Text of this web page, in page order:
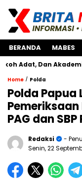
BERANDA MABES
Akademisi Bahas
Home / Polda
Polda
PAG dan
Redaksi
-
Senin, 22